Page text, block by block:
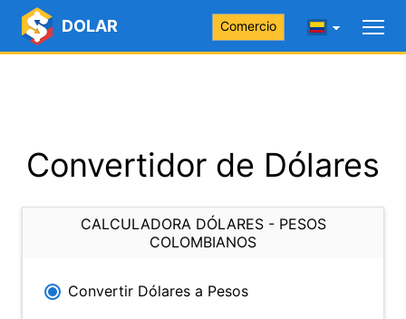
DOLAR Comercio
Convertidor de Dólares
CALCULADORA DÓLARES - PESOS
COLOMBIANOS
Convertir Dólares a Pesos